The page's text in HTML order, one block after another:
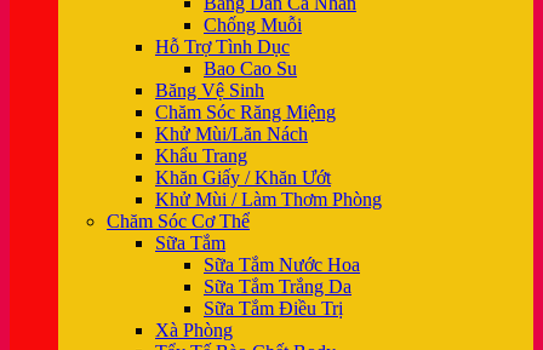
Chống Muỗi
Hỗ Trợ Tình Dục
Bao Cao Su
Băng Vệ Sinh
Chăm Sóc Răng Miệng
Khử Mùi/Lăn Nách
Khẩu Trang
Khăn Giấy / Khăn Ướt
Khử Mùi / Làm Thơm Phòng
Chăm Sóc Cơ Thể
Sữa Tắm
Sữa Tắm Nước Hoa
Sữa Tắm Trắng Da
Sữa Tắm Điều Trị
Xà Phòng